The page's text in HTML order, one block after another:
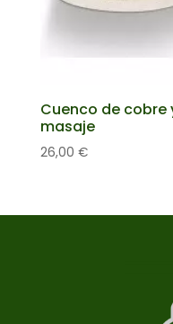
Cuenco de
masaje
26,00 €